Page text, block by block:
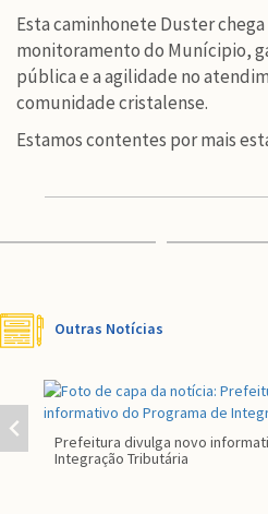
Esta caminhonete Duster
monitoramento do Munícipio,
pública e a agilidade no
comunidade cristalense.
Estamos contentes por mais
Outras Notícias
Prefeitura divulga novo
Integração Tributária